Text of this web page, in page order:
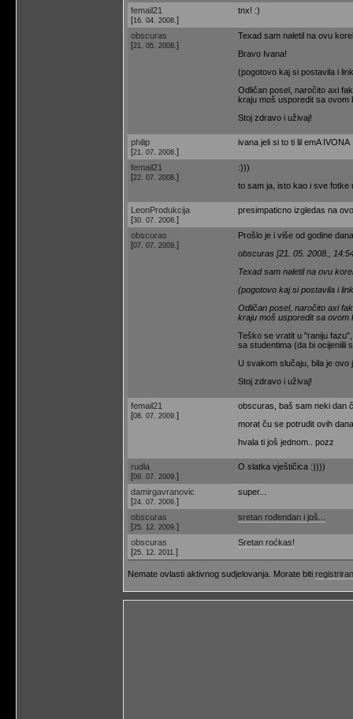
femail21
[16. 04. 2008. ]
tnx! :)
obscuras
[21. 05. 2008. ]
Texad sam naletil na ovu
Bravo Ivana!
(pogotovo kaj si postavila i
Odličan posel, naročito axi
kraju moš usporedit sa ovom
Stoj zdravo i uživaj!
philip
[21. 07. 2008. ]
ivana jeli si to ti lil emA IVONA
femail21
[22. 07. 2008. ]
:)))
to sam ja, isto kao i sve fotke
LeonProdukcija
[30. 07. 2008. ]
presimpaticno izgledas na
obscuras
[07. 07. 2009. ]
Prošlo je i više od godine
obscuras [21. 05. 2008.,
Texad sam naletil na ovu
(pogotovo kaj si postavila i
Odličan posel, naročito axi
kraju moš usporedit sa ovom
Teško se vratit u "raniju
sa studentima (da bi ocijeniili
U svakom slučaju, bila je
Stoj zdravo i uživaj!
femail21
[08. 07. 2009. ]
obscuras, baš sam neki dan
morat ču se potrudit ovih
hvala ti još jednom.. pozz
rudla
[09. 07. 2009. ]
O slatka vještičica :))))
damirgavranovic
[24. 07. 2009. ]
super...
obscuras
[25. 12. 2009. ]
sretan rođendan i još...
obscuras
[25. 12. 2011. ]
Sretan roćkas!
Nemate ovlasti aktivnog sudjelovanja. Morate biti